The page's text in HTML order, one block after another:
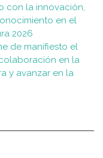
con la innovación,
en el
2026
de manifiesto el
en la
y avanzar en la